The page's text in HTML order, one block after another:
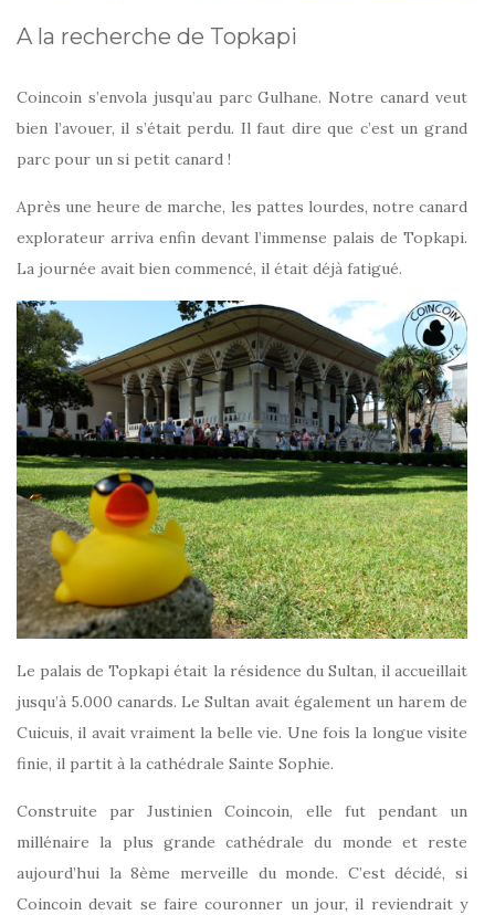
A la recherche de Topkapi
Coincoin s’envola jusqu’au parc Gulhane. Notre canard veut
bien l’avouer, il s’était perdu. Il faut dire que c’est un grand
parc pour un si petit canard !
Après une heure de marche, les pattes lourdes, notre canard
explorateur arriva enfin devant l’immense palais de Topkapi.
La journée avait bien commencé, il était déjà fatigué.
Le palais de Topkapi était la résidence du Sultan, il accueillait
jusqu’à 5.000 canards. Le Sultan avait également un harem de
Cuicuis, il avait vraiment la belle vie. Une fois la longue visite
finie, il partit à la cathédrale Sainte Sophie.
Construite par Justinien Coincoin, elle fut pendant un
millénaire la plus grande cathédrale du monde et reste
aujourd’hui la 8ème merveille du monde. C’est décidé, si
Coincoin devait se faire couronner un jour, il reviendrait y